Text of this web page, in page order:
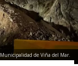
Municipalidad de Viña del Mar.